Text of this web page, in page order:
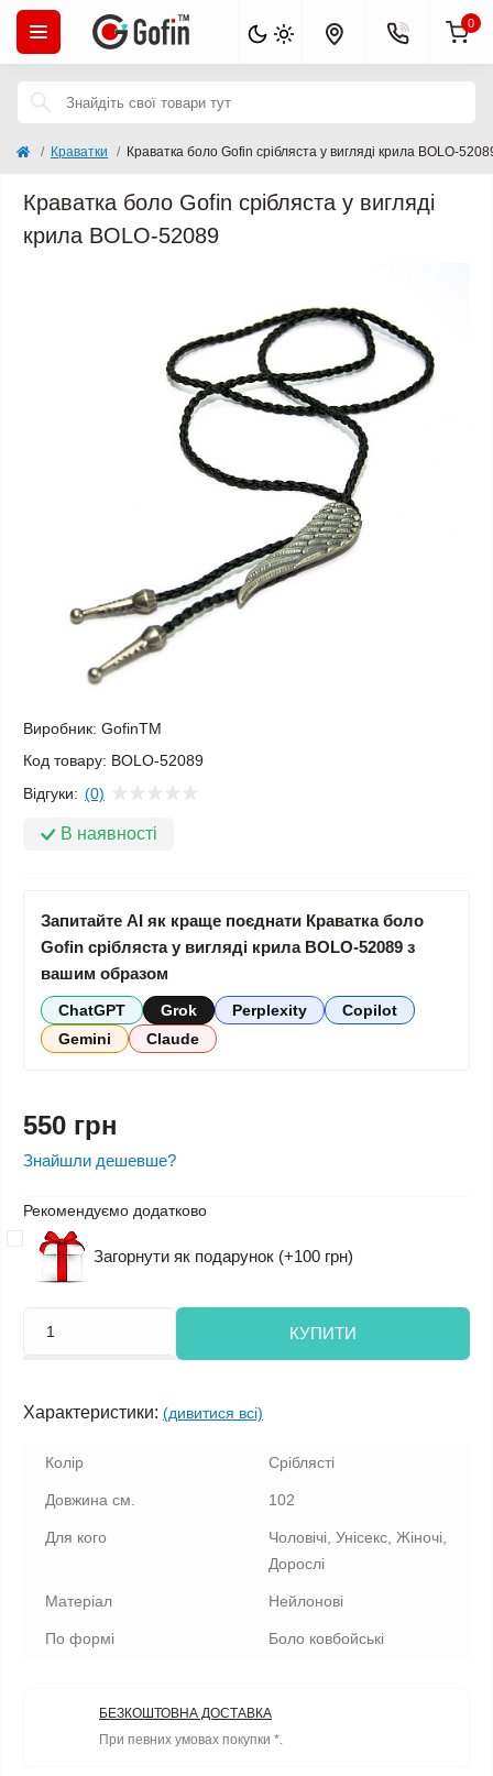
0
Краватки Краватка боло Gofin срібляста у вигляді крила BOLO-
Краватка боло Gofin срібляста у вигляді
крила BOLO-52089
Виробник: GofinTM
Код товару: BOLO-52089
Відгуки: (0)
В наявності
Запитайте AI як краще поєднати Краватка боло
Gofin срібляста у вигляді крила BOLO-52089 з
вашим образом
ChatGPT Grok Perplexity
Copilot
Gemini
Claude
550 грн
Знайшли дешевше?
Рекомендуємо додатково
Загорнути як подарунок (+100 грн)
КУПИТИ
Характеристики: (дивитися всі)
Колір Сріблясті
Довжина см. 102
Для кого
Чоловічі, Унісекс, Жіночі,
Дорослі
Матеріал Нейлонові
По формі Боло ковбойські
БЕЗКОШТОВНА ДОСТАВКА
При певних умовах покупки *.